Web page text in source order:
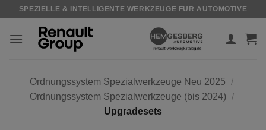
springen
SPEZIELLE & INTELLIGENTE WERKZEUGE FÜR AUTOMOTIVE
Ordnungssystem Spezialwerkzeuge Neu 2025
/
Ordnungssystem Spezialwerkzeuge (bis 2024)
/
Upgradesets